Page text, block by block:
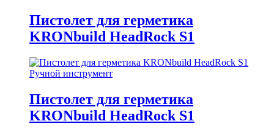
Пистолет для герметика
KRONbuild HeadRock S1
Ручной инструмент
Пистолет для герметика
KRONbuild HeadRock S1